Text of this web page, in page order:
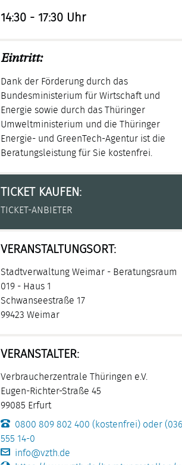
14:30 - 17:30 Uhr
Eintritt:
Dank der Förderung durch das
Bundesministerium für Wirtschaft und
Energie sowie durch das Thüringer
Umweltministerium und die Thüringer
Energie- und GreenTech-Agentur ist die
Beratungsleistung für Sie kostenfrei.
TICKET KAUFEN:
TICKET-ANBIETER
VERANSTALTUNGSORT:
Stadtverwaltung Weimar - Beratungsraum
019 - Haus 1
Schwanseestraße 17
99423 Weimar
VERANSTALTER:
Verbraucherzentrale Thüringen e.V.
Eugen-Richter-Straße 45
99085 Erfurt
0800 809 802 400 (kostenfrei) oder
555 14-0
info@vzth.de